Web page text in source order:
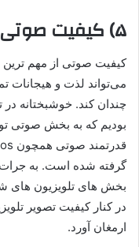
۵) کیفیت صوتی تلویزیون شیائومی
کیفیت صوتی از مهم
می‌تواند لذت و هیجانات
چندان کند. خوشبختانه
بودیم که به بخش صوتی
گرفته شده است. به
بخش های تلویزیون های
در کنار کیفیت تصویر
ارمغان آورد.